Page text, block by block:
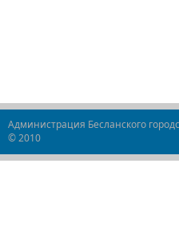
Администрация Бесланского
© 2010